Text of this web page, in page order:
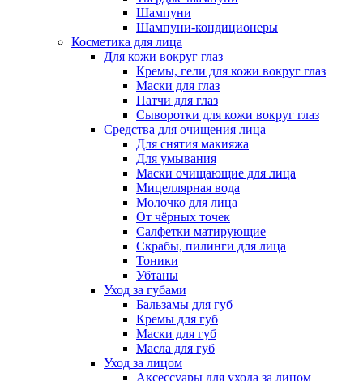
Шампуни
Шампуни-кондиционеры
Косметика для лица
Для кожи вокруг глаз
Кремы, гели для кожи вокруг глаз
Маски для глаз
Патчи для глаз
Сыворотки для кожи вокруг глаз
Средства для очищения лица
Для снятия макияжа
Для умывания
Маски очищающие для лица
Мицеллярная вода
Молочко для лица
От чёрных точек
Салфетки матирующие
Скрабы, пилинги для лица
Тоники
Убтаны
Уход за губами
Бальзамы для губ
Кремы для губ
Маски для губ
Масла для губ
Уход за лицом
Аксессуары для ухода за лицом